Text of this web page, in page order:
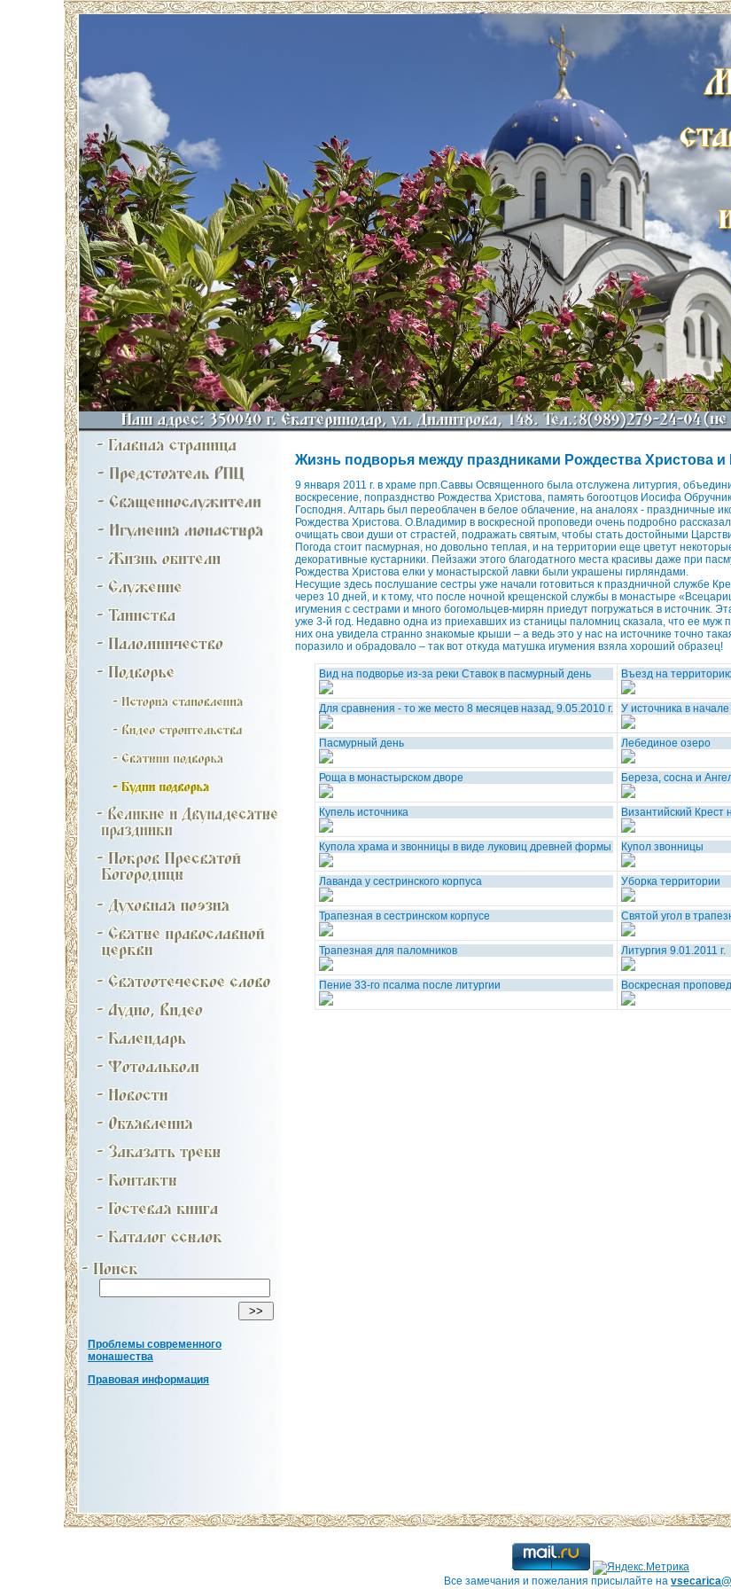
Проблемы современного
монашества
Правовая информация
Жизнь подворья между праздниками Рождества Христова и
9 января 2011 г. в храме прп.Саввы Освященного была отслужена литургия,
воскресение, попразднство Рождества Христова, память богоотцов Иосифа
Господня. Алтарь был переоблачен в белое облачение, на аналоях - праздничные
Рождества Христова. О.Владимир в воскресной проповеди очень подробно
очищать свои души от страстей, подражать святым, чтобы стать достойными
Погода стоит пасмурная, но довольно теплая, и на территории еще цветут
декоративные кустарники. Пейзажи этого благодатного места красивы даже при
Рождества Христова елки у монастырской лавки были украшены гирляндами.
Несущие здесь послушание сестры уже начали готовиться к праздничной службе
через 10 дней, и к тому, что после ночной крещенской службы в монастыре
игумения с сестрами и много богомольцев-мирян приедут погружаться в источник.
уже 3-й год. Недавно одна из приехавших из станицы паломниц сказала, что ее
них она увидела странно знакомые крыши – а ведь это у нас на источнике точно
поразило и обрадовало – так вот откуда матушка игумения взяла хороший образец!
Вид на подворье из-за реки Ставок в пасмурный день Въезд на
Для сравнения - то же место 8 месяцев назад, 9.05.2010 г. У источника в
Пасмурный день Лебединое озеро
Роща в монастырском дворе Береза, сосна и
Купель источника Византийский Крест
Купола храма и звонницы в виде луковиц древней формы Купол звонницы
Лаванда у сестринского корпуса Уборка территории
Трапезная в сестринском корпусе Святой угол в
Трапезная для паломников Литургия 9.01.2011 г.
Пение 33-го псалма после литургии Воскресная
Все замечания и пожелания присылайте на